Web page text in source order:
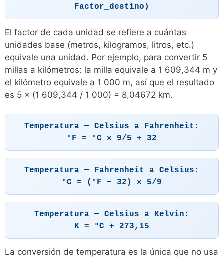
Factor_destino)
El factor de cada unidad se refiere a cuántas
unidades base (metros, kilogramos, litros, etc.)
equivale una unidad. Por ejemplo, para convertir 5
millas a kilómetros: la milla equivale a 1 609,344 m y
el kilómetro equivale a 1 000 m, así que el resultado
es 5 × (1 609,344 / 1 000) = 8,04672 km.
Temperatura — Celsius a Fahrenheit:
°F = °C × 9/5 + 32
Temperatura — Fahrenheit a Celsius:
°C = (°F − 32) × 5/9
Temperatura — Celsius a Kelvin:
K = °C + 273,15
La conversión de temperatura es la única que no usa